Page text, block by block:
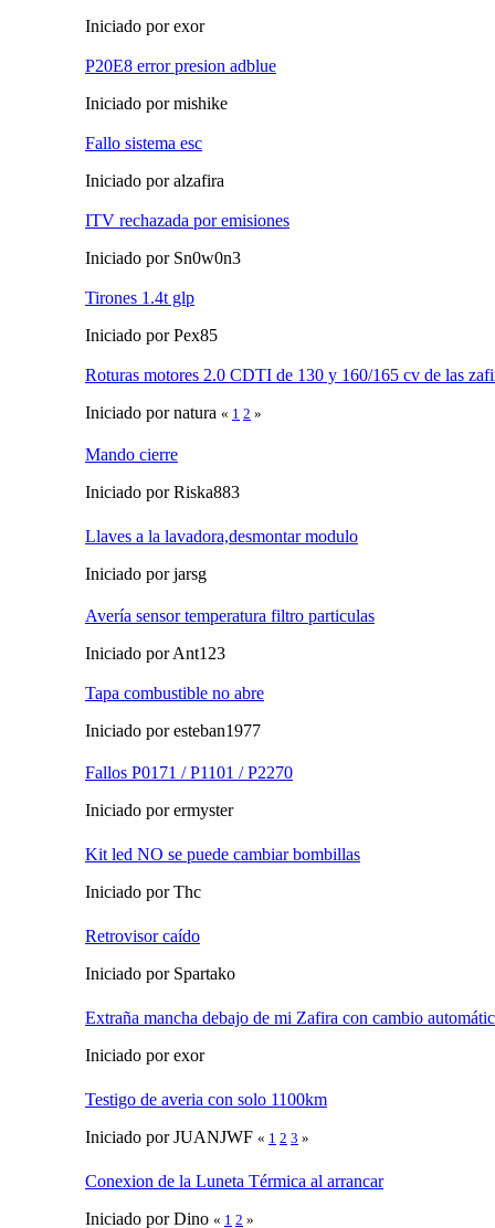
Iniciado por exor
P20E8 error presion adblue
Iniciado por mishike
Fallo sistema esc
Iniciado por alzafira
ITV rechazada por emisiones
Iniciado por Sn0w0n3
Tirones 1.4t glp
Iniciado por Pex85
Roturas motores 2.0 CDTI de 130 y 160/165 cv de las
Iniciado por natura « 1 2 »
Mando cierre
Iniciado por Riska883
Llaves a la lavadora,desmontar modulo
Iniciado por jarsg
Avería sensor temperatura filtro particulas
Iniciado por Ant123
Tapa combustible no abre
Iniciado por esteban1977
Fallos P0171 / P1101 / P2270
Iniciado por ermyster
Kit led NO se puede cambiar bombillas
Iniciado por Thc
Retrovisor caído
Iniciado por Spartako
Extraña mancha debajo de mi Zafira con cambio
Iniciado por exor
Testigo de averia con solo 1100km
Iniciado por JUANJWF « 1 2 3 »
Conexion de la Luneta Térmica al arrancar
Iniciado por Dino « 1 2 »